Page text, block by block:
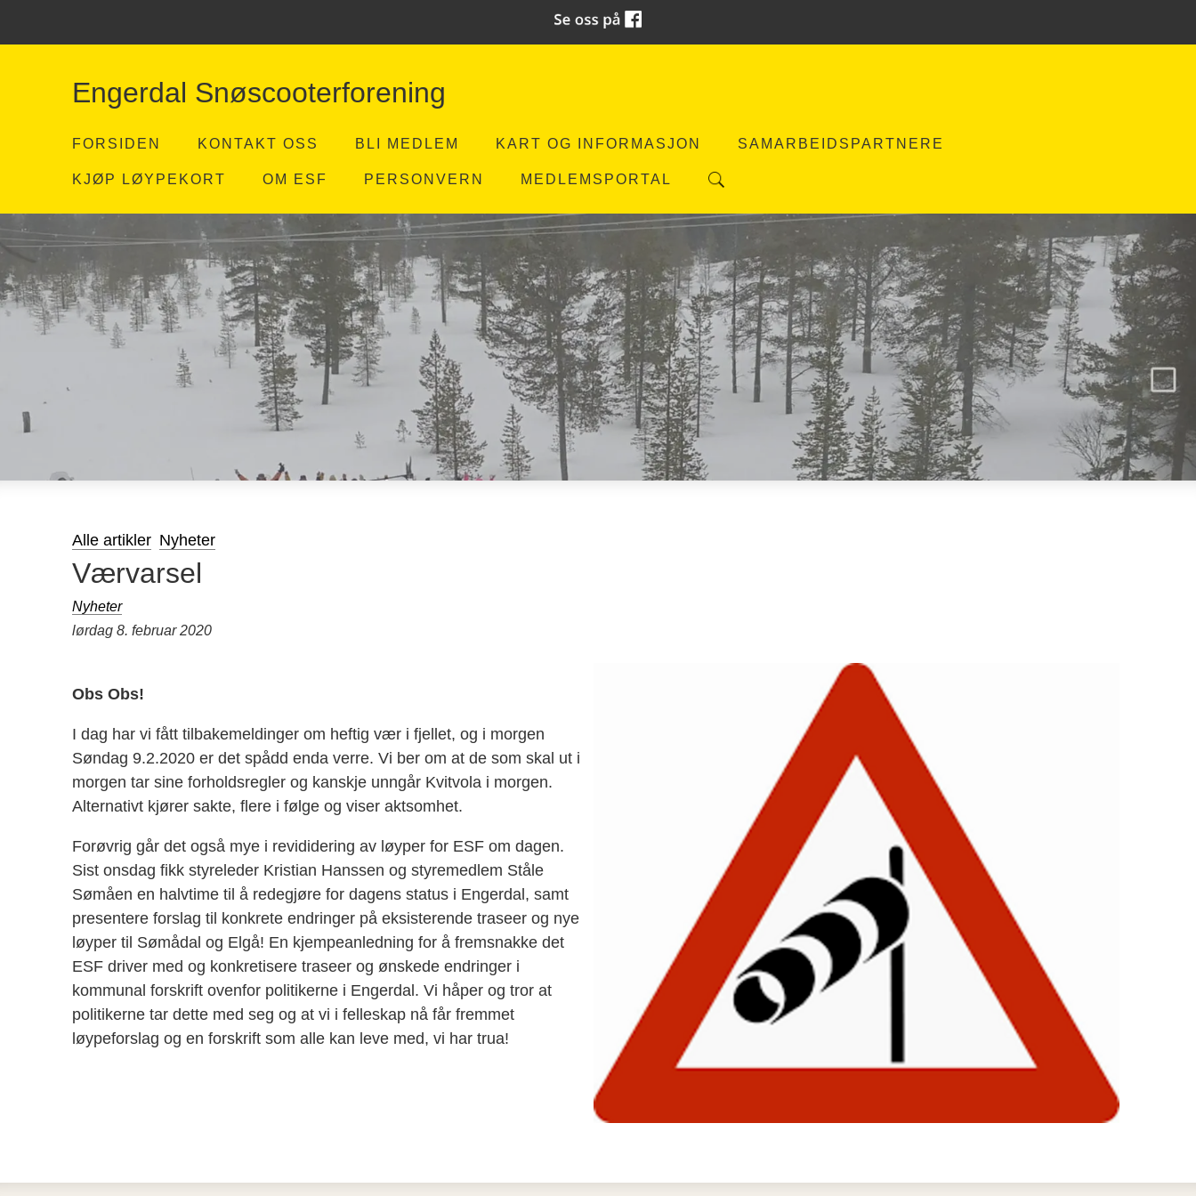
Engerdal Snøscooterforening
FORSIDEN KONTAKT OSS BLI MEDLEM KART OG INFORMASJON SAMARBEIDSPARTNERE
KJØP LØYPEKORT OM ESF PERSONVERN MEDLEMSPORTAL
Alle artikler Nyheter
Værvarsel
Nyheter
lørdag 8. februar 2020
Obs Obs!
I dag har vi fått tilbakemeldinger om heftig vær i fjellet, og i morgen
Søndag 9.2.2020 er det spådd enda verre. Vi ber om at de som skal ut i
morgen tar sine forholdsregler og kanskje unngår Kvitvola i morgen.
Alternativt kjører sakte, flere i følge og viser aktsomhet.
Forøvrig går det også mye i revididering av løyper for ESF om dagen.
Sist onsdag fikk styreleder Kristian Hanssen og styremedlem Ståle
Sømåen en halvtime til å redegjøre for dagens status i Engerdal, samt
presentere forslag til konkrete endringer på eksisterende traseer og nye
løyper til Sømådal og Elgå! En kjempeanledning for å fremsnakke det
ESF driver med og konkretisere traseer og ønskede endringer i
kommunal forskrift ovenfor politikerne i Engerdal. Vi håper og tror at
politikerne tar dette med seg og at vi i felleskap nå får fremmet
løypeforslag og en forskrift som alle kan leve med, vi har trua!